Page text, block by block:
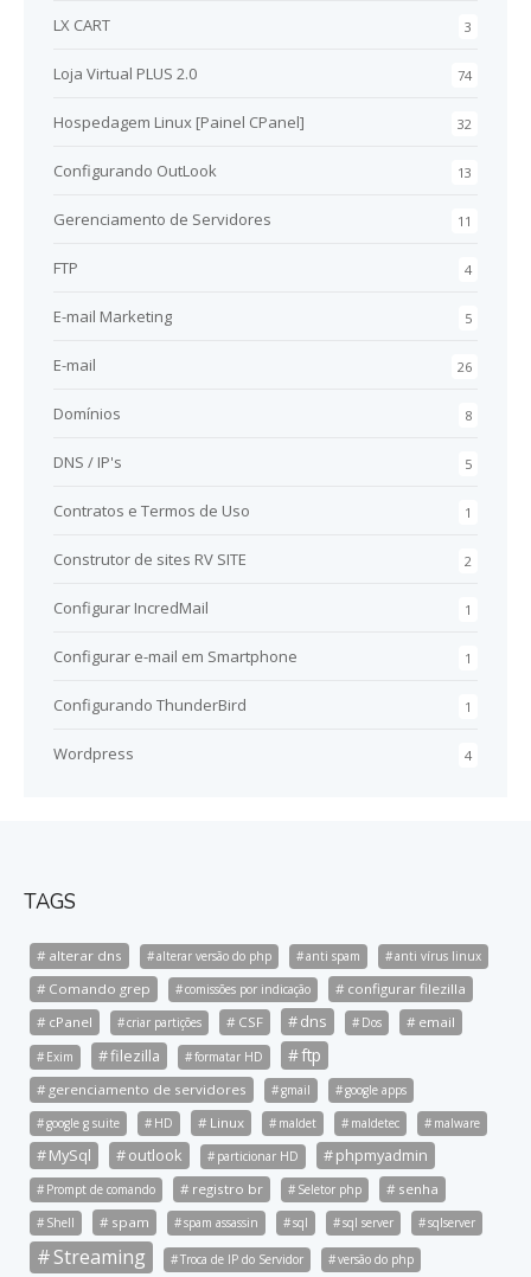
3
LX CART
74
Loja Virtual PLUS 2.0
32
Hospedagem Linux [Painel CPanel]
13
Configurando OutLook
11
Gerenciamento de Servidores
4
FTP
5
E-mail Marketing
26
E-mail
8
Domínios
5
DNS / IP's
1
Contratos e Termos de Uso
2
Construtor de sites RV SITE
1
Configurar IncredMail
1
Configurar e-mail em Smartphone
1
Configurando ThunderBird
4
Wordpress
TAGS
alterar dns alterar versão do php anti spam anti vírus linux
Comando grep comissões por indicação
configurar filezilla
cPanel
criar partições CSF dns Dos email
Exim filezilla formatar HD ftp
gerenciamento de servidores gmail
google apps
google g suite
HD Linux maldet maldetec malware
MySql outlook particionar HD phpmyadmin
Prompt de comando registro br Seletor php senha
Shell spam spam assassin sql sql server sqlserver
Streaming Troca de IP do Servidor versão do php